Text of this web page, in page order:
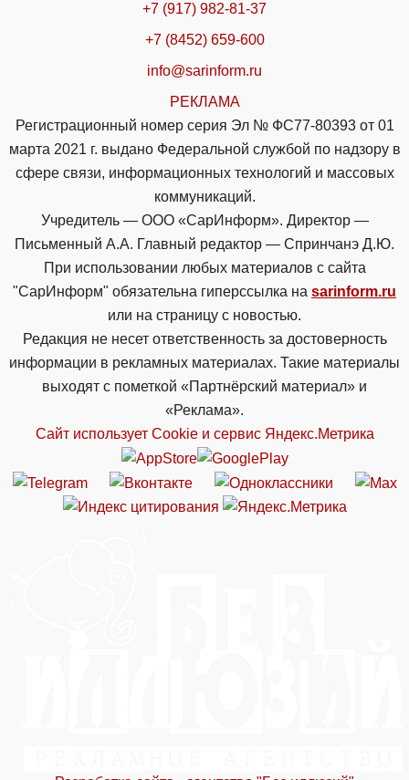
+7 (917) 982-81-37
+7 (8452) 659-600
info@sarinform.ru
РЕКЛАМА
Регистрационный номер серия Эл № ФС77-80393 от 01
марта 2021 г. выдано Федеральной службой по надзору в
сфере связи, информационных технологий и массовых
коммуникаций.
Учредитель — ООО «СарИнформ». Директор —
Письменный А.А. Главный редактор — Спринчанэ Д.Ю.
При использовании любых материалов с сайта
"СарИнформ" обязательна гиперссылка на sarinform.ru
или на страницу с новостью.
Редакция не несет ответственность за достоверность
информации в рекламных материалах. Такие материалы
выходят с пометкой «Партнёрский материал» и
«Реклама».
Сайт использует Cookie и сервиc Яндекс.Метрика